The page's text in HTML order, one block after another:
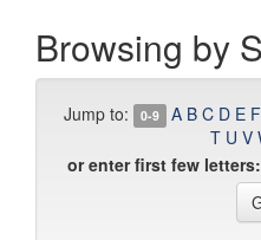
Browsing by
Jump to: 0-9 A B C D E F
T U V
or enter first few letters: